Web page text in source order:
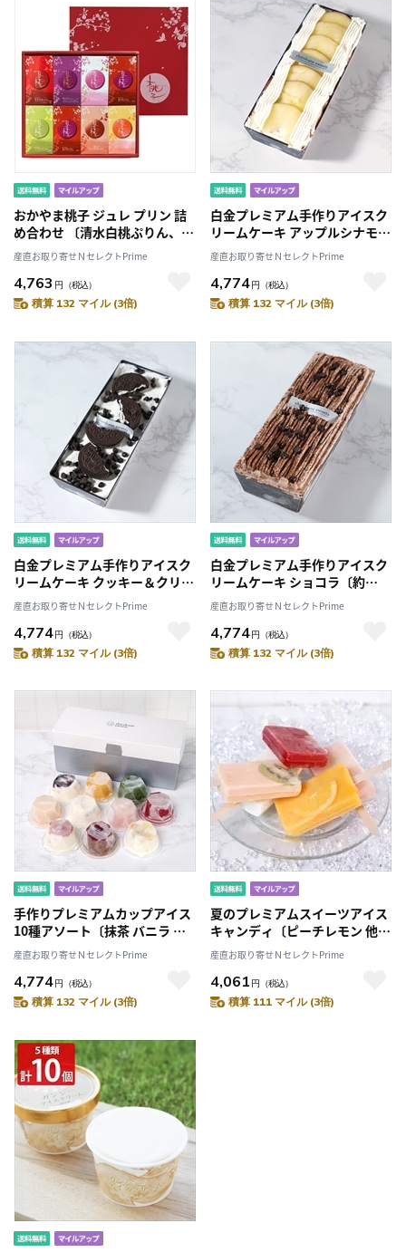
おかやま桃子 ジュレ プリン 詰
め合わせ 〔清水白桃ぷりん、金
桃ぷりん、マスカットじゅれ ほ
か全7種計16個〕
産直お取り寄せＮセレクトPrime
4,763 円 （税込）
積算 132 マイル (3倍)
白金プレミアム手作りアイスク
リームケーキ アップルシナモン
〔約250g〕
産直お取り寄せＮセレクトPrime
4,774円 （税込）
積算 132 マイル (3倍)
白金プレミアム手作りアイスク
リームケーキ クッキー＆クリー
ム〔約250g〕
産直お取り寄せＮセレクトPrime
4,774円 （税込）
積算 132 マイル (3倍)
白金プレミアム手作りアイスク
リームケーキ ショコラ〔約
250g〕
産直お取り寄せＮセレクトPrime
4,774円 （税込）
積算 132 マイル (3倍)
手作りプレミアムカップアイス
10種アソート〔抹茶 バニラ ほ
か全10種 各65ml〕
産直お取り寄せＮセレクトPrime
4,774円 （税込）
積算 132 マイル (3倍)
夏のプレミアムスイーツアイス
キャンディ〔ピーチレモン 他全
5種 各85ml〕
産直お取り寄せＮセレクトPrime
4,061 円 （税込）
積算 111 マイル (3倍)